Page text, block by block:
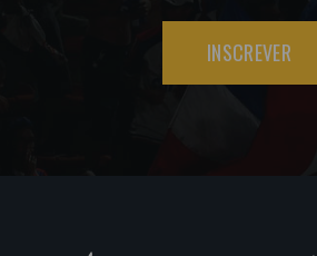
INSCREVER